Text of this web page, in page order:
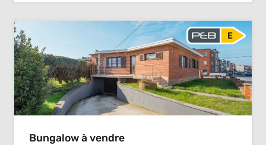
Bungalow à vendre